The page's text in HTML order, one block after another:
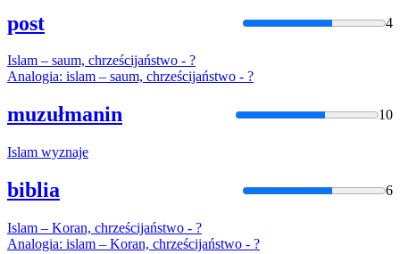
post 4
Islam – saum, chrześcijaństwo - ?
Analogia: islam – saum, chrześcijaństwo - ?
muzułmanin 10
Islam wyznaje
biblia 6
Islam – Koran, chrześcijaństwo - ?
Analogia: islam – Koran, chrześcijaństwo - ?